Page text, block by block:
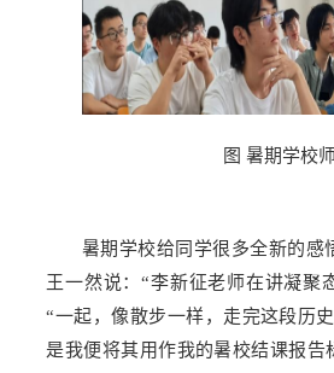
图 暑期学校
暑期学校给同学很多全新的感
王一然说：“李新征老师在讲凝聚
“一起，像散步一样，走完这段历
是我便将其用作我的暑校结课报告